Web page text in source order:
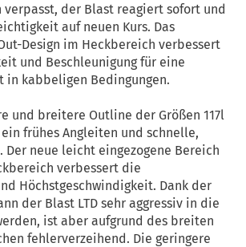
verpasst, der Blast reagiert sofort und
auf neuen Kurs. Das
Design im Heckbereich verbessert
und Beschleunigung für eine
in kabbeligen Bedingungen.
und breitere Outline der Größen 117l
frühes Angleiten und schnelle,
Der neue leicht eingezogene Bereich
verbessert die
Höchstgeschwindigkeit. Dank der
der Blast LTD sehr aggressiv in die
ist aber aufgrund des breiten
fehlerverzeihend. Die geringere